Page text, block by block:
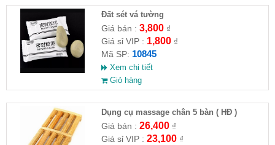
Đất sét vá tường
Giá bán : 3,800₫
Giá sỉ VIP : 1,800₫
Mã SP: 10845
Xem chi tiết
Giỏ hàng
Dụng cụ massage chân 5 bàn ( HĐ )
Giá bán : 26,400₫
Giá sỉ VIP : 23,100₫